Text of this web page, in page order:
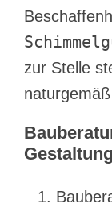
zur Stelle